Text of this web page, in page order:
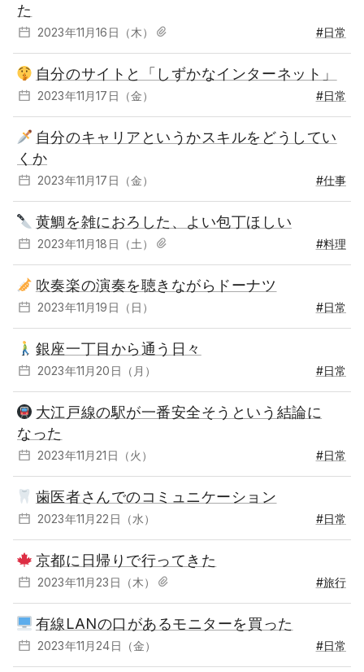
た
2023年11月16日（木） #日常
自分のサイトと「しずかなインターネット」
2023年11月17日（金） #日常
自分のキャリアというかスキルをどうしてい
くか
2023年11月17日（金） #仕事
黄鯛を雑におろした、よい包丁ほしい
2023年11月18日（土） #料理
吹奏楽の演奏を聴きながらドーナツ
2023年11月19日（日） #日常
銀座一丁目から通う日々
2023年11月20日（月） #日常
大江戸線の駅が一番安全そうという結論に
なった
2023年11月21日（火） #日常
歯医者さんでのコミュニケーション
2023年11月22日（水） #日常
京都に日帰りで行ってきた
2023年11月23日（木） #旅行
有線LANの口があるモニターを買った
2023年11月24日（金） #日常